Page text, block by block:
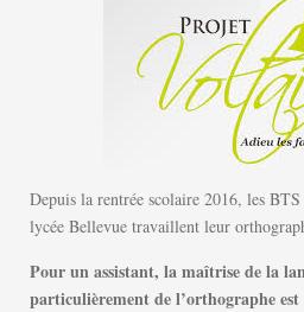
Depuis la rentrée scolaire 2016, les
lycée Bellevue travaillent leur
Pour un assistant, la maîtrise de la
particulièrement de l’orthographe est